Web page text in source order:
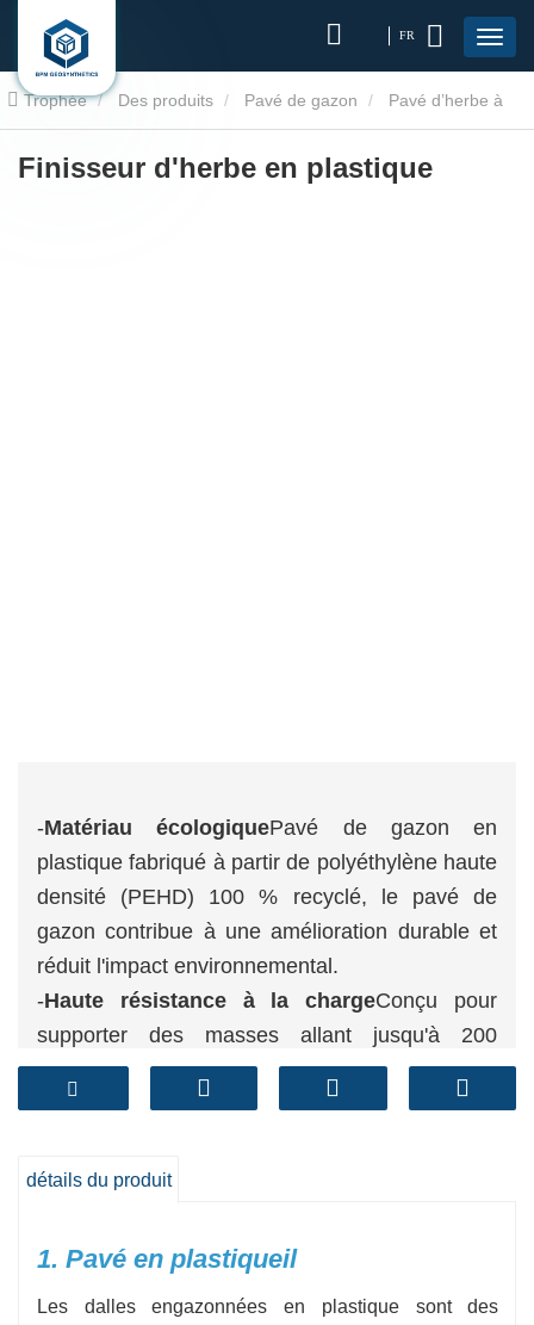
FR
Trophée Des produits Pavé de gazon Pavé d’herbe à
gazon Finisseur d'herbe en plastique
Finisseur d'herbe en plastique
-Matériau écologiquePavé de gazon en
plastique fabriqué à partir de polyéthylène haute
densité (PEHD) 100 % recyclé, le pavé de
gazon contribue à une amélioration durable et
réduit l'impact environnemental.
-Haute résistance à la chargeConçu pour
supporter des masses allant jusqu'à 200
tonnes/m², ce qui le rend parfait pour les
parkings, l'accès aux routes, les voies
-Conception perméable et favorable au
l'infiltration de l'eau par les plantes, réduisant
considérablement le ruissellement au sol et
aidant à la recharge des eaux souterraines,
détails du produit
1. Pavé en plastiqueil
Les dalles engazonnées en plastique sont des